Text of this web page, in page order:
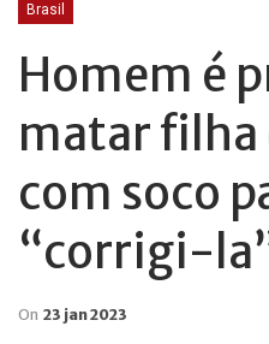
Brasil
Homem é
matar filha
com soco
“corrigi-
On 23 jan 2023